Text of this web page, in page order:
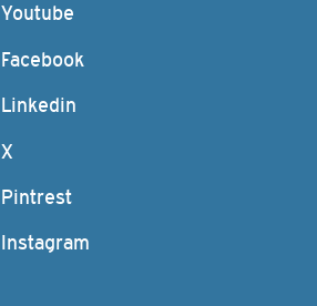
Youtube
Facebook
Linkedin
X
Pintrest
Instagram